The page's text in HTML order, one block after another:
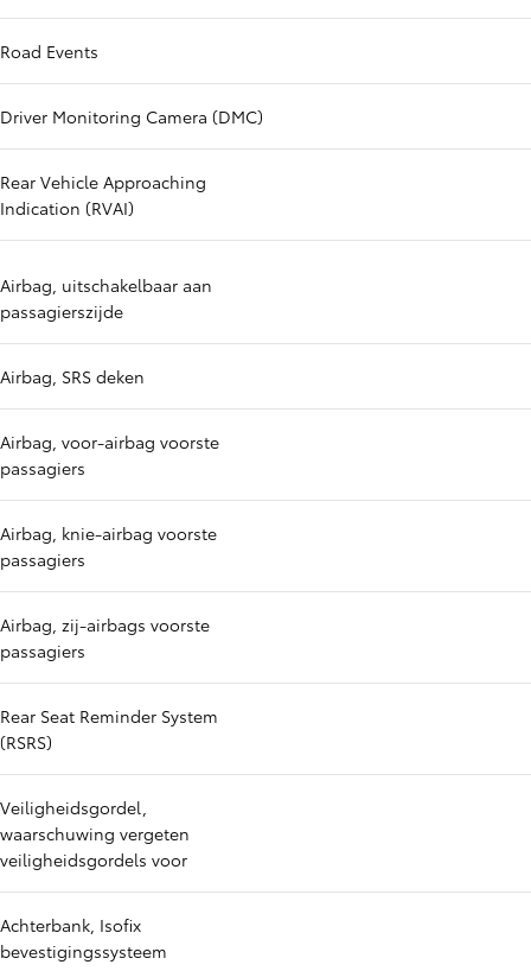
Road Events
Driver Monitoring Camera (DMC)
Rear Vehicle Approaching
Indication (RVAI)
Airbag, uitschakelbaar aan
passagierszijde
Airbag, SRS deken
Airbag, voor-airbag voorste
passagiers
Airbag, knie-airbag voorste
passagiers
Airbag, zij-airbags voorste
passagiers
Rear Seat Reminder System
(RSRS)
Veiligheidsgordel,
waarschuwing vergeten
veiligheidsgordels voor
Achterbank, Isofix
bevestigingssysteem